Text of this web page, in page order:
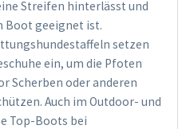
Streifen hinterlässt und
Boot geeignet ist.
setzen
ein, um die Pfoten
Scherben oder anderen
Auch im Outdoor- und
Top-Boots bei